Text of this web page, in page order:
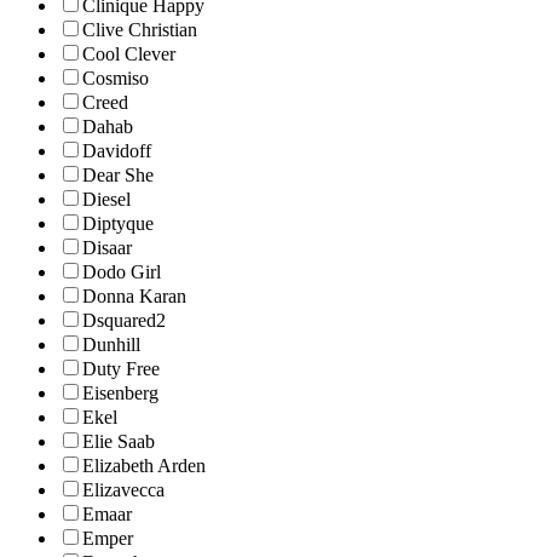
Clinique Happy
Clive Christian
Cool Clever
Cosmiso
Creed
Dahab
Davidoff
Dear She
Diesel
Diptyque
Disaar
Dodo Girl
Donna Karan
Dsquared2
Dunhill
Duty Free
Eisenberg
Ekel
Elie Saab
Elizabeth Arden
Elizavecca
Emaar
Emper